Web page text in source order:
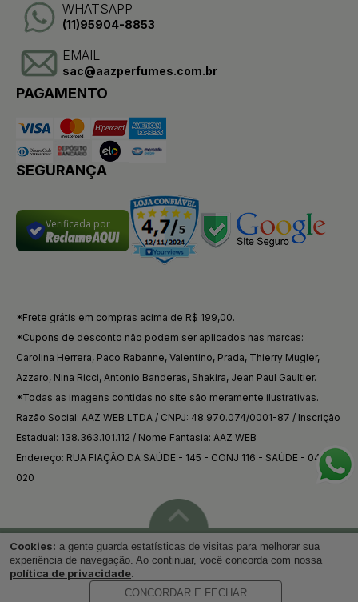
WHATSAPP
(11)95904-8853
EMAIL
sac@aazperfumes.com.br
PAGAMENTO
SEGURANÇA
Verificada por
*Frete grátis em compras acima de R$ 199,00.
*Cupons de desconto não podem ser aplicados nas marcas:
Carolina Herrera, Paco Rabanne, Valentino, Prada, Thierry Mugler,
Azzaro, Nina Ricci, Antonio Banderas, Shakira, Jean Paul Gaultier.
*Todas as imagens contidas no site são meramente ilustrativas.
Razão Social: AAZ WEB LTDA / CNPJ: 48.970.074/0001-87 / Inscrição
Estadual: 138.363.101.112 / Nome Fantasia: AAZ WEB
Endereço: RUA FIAÇÃO DA SAÚDE - 145 - CONJ 116 - SAÚDE - 04144-
020
Voltar ao topo
Cookies: a gente guarda estatísticas de visitas para melhorar sua
experiência de navegação. Ao continuar, você concorda com nossa
política de privacidade.
CONCORDAR E FECHAR